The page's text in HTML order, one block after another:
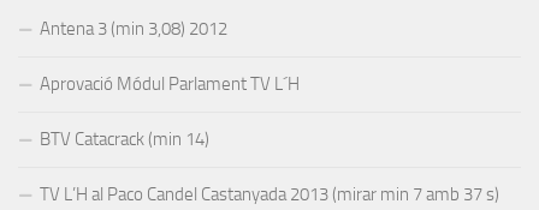
Antena 3 (min 3,08) 2012
Aprovació Módul Parlament TV L´H
BTV Catacrack (min 14)
TV L’H al Paco Candel Castanyada 2013 (mirar min 7 amb 37 s)